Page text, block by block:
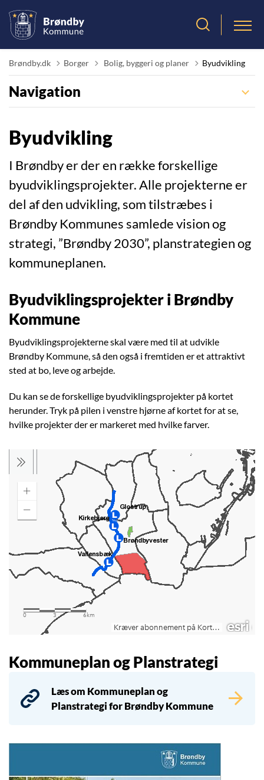
Brøndby.dk Borger Tilbage til
Bolig, byggeri og planer Byudvikling
Navigation
Byudvikling
I Brøndby er der en række forskellige
byudviklingsprojekter. Alle projekterne er
del af den udvikling, som tilstræbes i
Brøndby Kommunes samlede vision og
strategi, ”Brøndby 2030”, planstrategien og
kommuneplanen.
Byudviklingsprojekter i Brøndby
Kommune
Byudviklingsprojekterne skal være med til at udvikle
Brøndby Kommune, så den også i fremtiden er et attraktivt
sted at bo, leve og arbejde.
Du kan se de forskellige byudviklingsprojekter på kortet
herunder. Tryk på pilen i venstre hjørne af kortet for at se,
hvilke projekter der er markeret med hvilke farver.
Kommuneplan og Planstrategi
Læs om Kommuneplan og
Planstrategi for Brøndby Kommune